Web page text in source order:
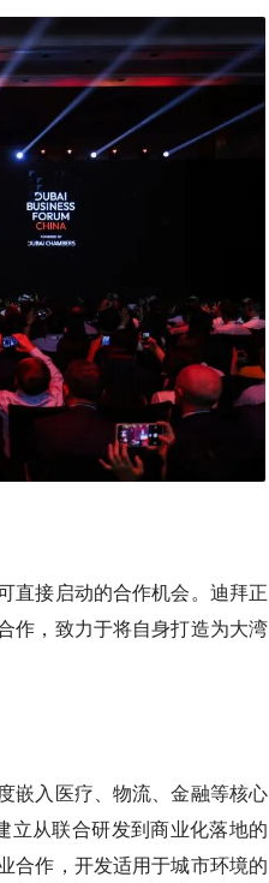
直接启动的合作机会。迪拜正
作，致力于将自身打造为大湾
嵌入医疗、物流、金融等核心
立从联合研发到商业化落地的
合作，开发适用于城市环境的